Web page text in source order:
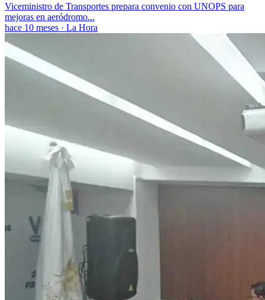
Viceministro de Transportes prepara convenio con UNOPS para
mejoras en aeródromo...
hace 10 meses · La Hora